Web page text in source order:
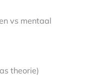
vs mentaal
theorie)